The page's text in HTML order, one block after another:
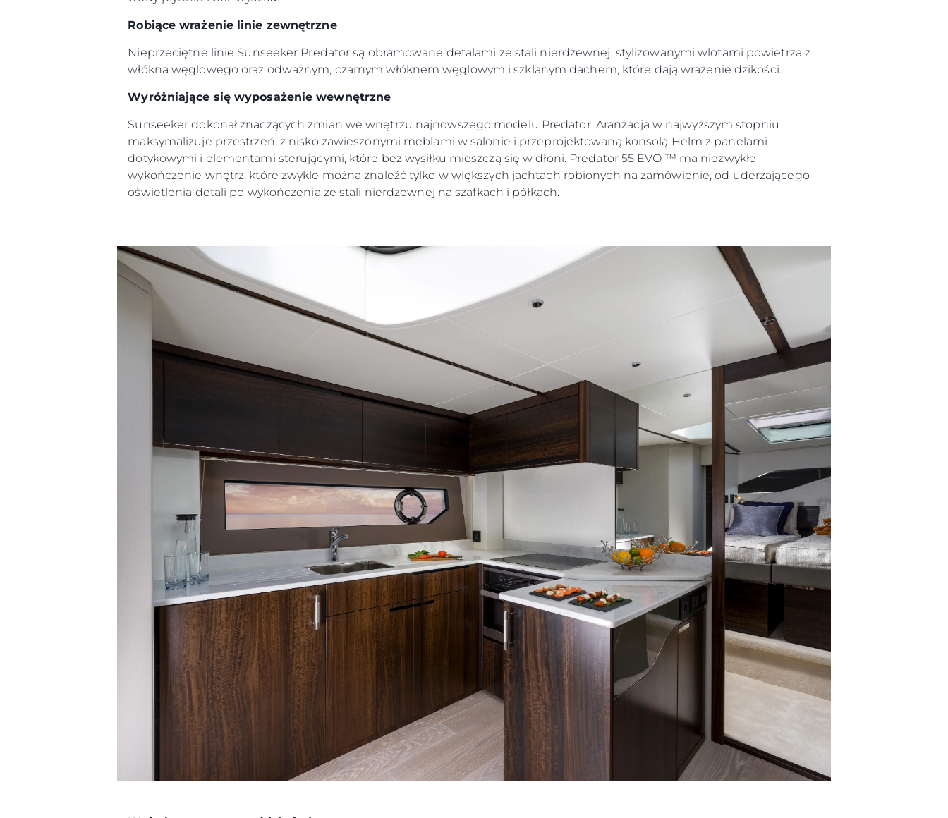
Robiące wrażenie linie zewnętrzne
Nieprzeciętne linie Sunseeker Predator są obramowane detalami ze stali nierdzewnej, stylizowanymi wlotami powietrza z
włókna węglowego oraz odważnym, czarnym włóknem węglowym i szklanym dachem, które dają wrażenie dzikości.
Wyróżniające się wyposażenie wewnętrzne
Sunseeker dokonał znaczących zmian we wnętrzu najnowszego modelu Predator. Aranżacja w najwyższym stopniu
maksymalizuje przestrzeń, z nisko zawieszonymi meblami w salonie i przeprojektowaną konsolą Helm z panelami
dotykowymi i elementami sterującymi, które bez wysiłku mieszczą się w dłoni. Predator 55 EVO ™ ma niezwykłe
wykończenie wnętrz, które zwykle można znaleźć tylko w większych jachtach robionych na zamówienie, od uderzającego
oświetlenia detali po wykończenia ze stali nierdzewnej na szafkach i półkach.
Informacje
Mapa Witryny
Kontakt
Preferencje Plików Cookie
POLITYKA PRYWATNOŚCI
OŚWIADCZENIE W
WARUNKI
POLITYKA DOTYCZĄCA
PLIKÓW COOKIE
REKRUTACJA
Usługi Brokerskie
Czarter
Wydarzenia
Innowacja
Przedsiębiorstwo
Zespół
Wyceń Swoją Łódź